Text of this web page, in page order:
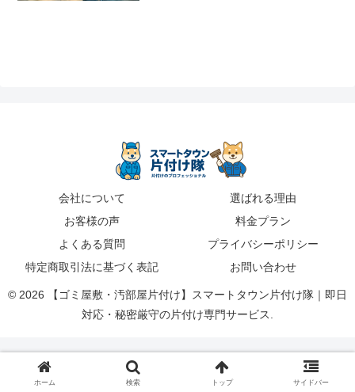
会社について
選ばれる理由
お客様の声
料金プラン
よくある質問
プライバシーポリシー
特定商取引法に基づく表記
お問い合わせ
© 2026 【ゴミ屋敷・汚部屋片付け】スマートタウン片付け隊｜即日
対応・秘密厳守の片付け専門サービス.
ホーム 検索 トップ サイドバー